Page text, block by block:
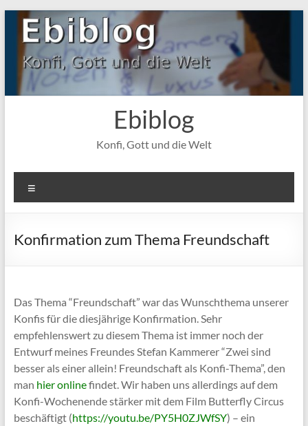
Zum
Inhalt
springen
Ebiblog
Konfi, Gott und die Welt
Konfirmation zum Thema Freundschaft
Das Thema “Freundschaft” war das Wunschthema unserer
Konfis für die diesjährige Konfirmation. Sehr
empfehlenswert zu diesem Thema ist immer noch der
Entwurf meines Freundes Stefan Kammerer “Zwei sind
besser als einer allein! Freundschaft als Konfi-Thema”, den
man hier onlinefindet. Wir haben uns allerdings auf dem
Konfi-Wochenende stärker mit dem Film Butterfly Circus
beschäftigt (https://youtu.be/PY5H0ZJWfSY) – ein